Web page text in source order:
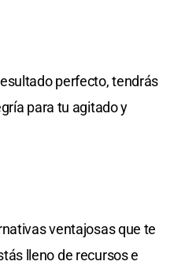
perfecto, tendrás
para tu agitado y
ventajosas que te
lleno de recursos e